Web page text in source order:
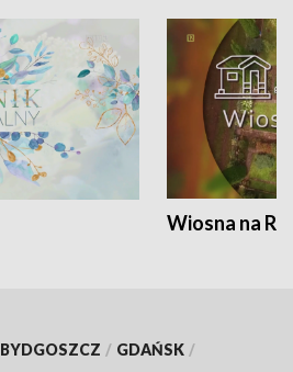
Wiosna na
BYDGOSZCZ / GDAŃSK /